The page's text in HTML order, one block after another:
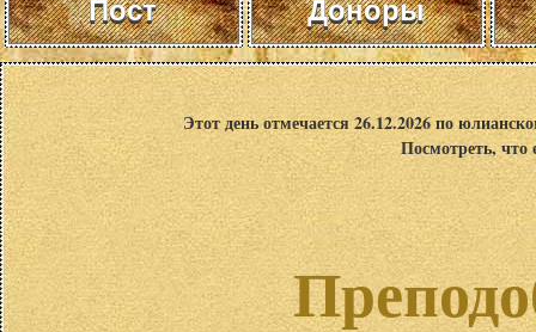
Пост Доноры
Этот день отмечается 26.12.2026 по
Посмотреть,